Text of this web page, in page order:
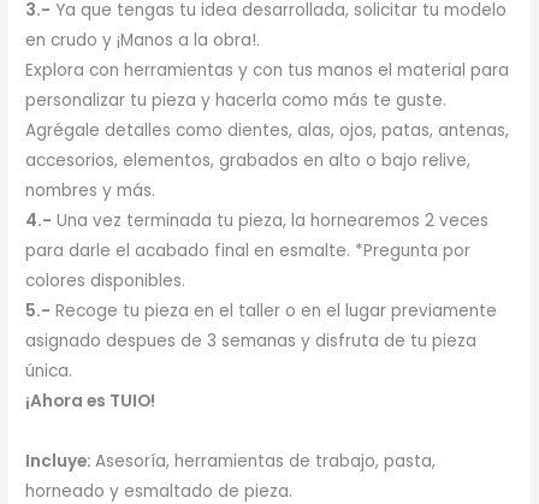
3.- Ya que tengas tu idea desarrollada, solicitar tu modelo
en crudo y ¡Manos a la obra!.
Explora con herramientas y con tus manos el material para
personalizar tu pieza y hacerla como más te guste.
Agrégale detalles como dientes, alas, ojos, patas, antenas,
accesorios, elementos, grabados en alto o bajo relive,
nombres y más.
4.- Una vez terminada tu pieza, la hornearemos 2 veces
para darle el acabado final en esmalte. *Pregunta por
colores disponibles.
5.- Recoge tu pieza en el taller o en el lugar previamente
asignado despues de 3 semanas y disfruta de tu pieza
única.
¡Ahora es TUIO!
Incluye:Asesoría, herramientas de trabajo, pasta,
horneado y esmaltado de pieza.